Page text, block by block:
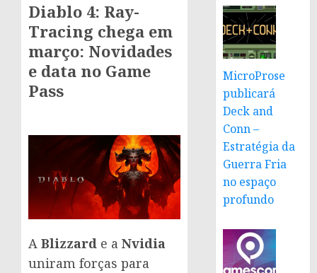
Diablo 4: Ray-
Tracing chega em
março: Novidades
e data no Game
Pass
A Blizzard e a Nvidia
uniram forças para
MicroProse
publicará
Deck and
Conn –
Estratégia da
Guerra Fria
no espaço
profundo